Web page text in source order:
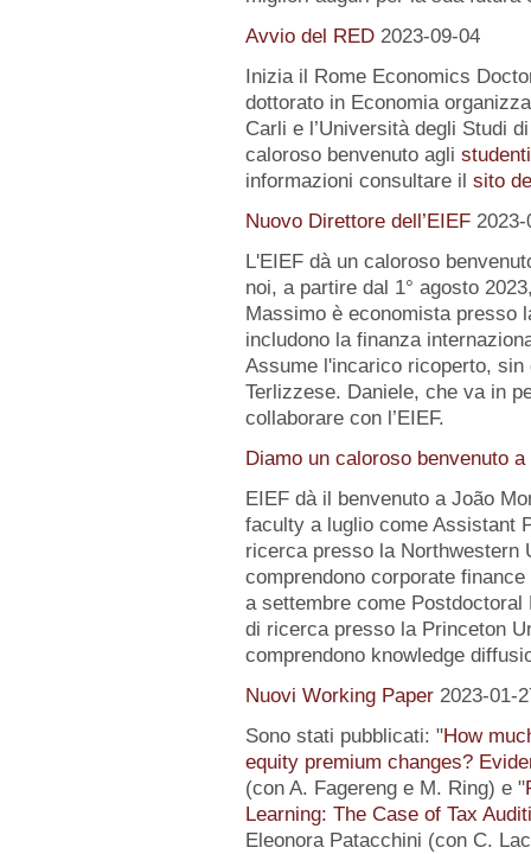
Avvio del RED 2023-09-04
Inizia il Rome Economics
dottorato in Economia
Carli e l’Università degli Studi
caloroso benvenuto agli
informazioni consultare il sito
Nuovo Direttore dell’EIEF 2023-
L'EIEF dà un caloroso
noi, a partire dal 1° agosto
Massimo è economista presso
includono la finanza
Assume l'incarico ricoperto, sin
Terlizzese. Daniele, che va in
collaborare con l’EIEF.
Diamo un caloroso benvenuto
EIEF dà il benvenuto a João
faculty a luglio come Assistant
ricerca presso la
comprendono corporate
a settembre come
di ricerca presso la Princeton
comprendono knowledge
Nuovi Working Paper 2023-01-
Sono stati pubblicati: "How
equity premium changes?
(con A. Fagereng e M. Ring) e "
Learning: The Case of Tax
Eleonora Patacchini (con C.